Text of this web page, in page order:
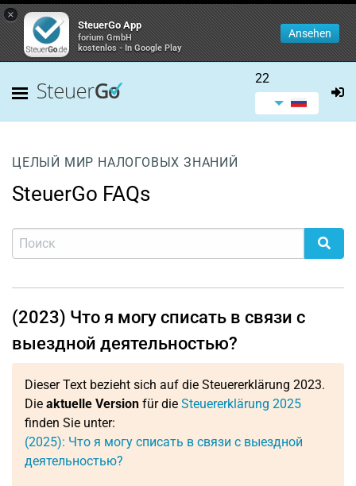
×
SteuerGo App
forium GmbH
kostenlos - In Google Play
Ansehen
22
ЦЕЛЫЙ МИР НАЛОГОВЫХ ЗНАНИЙ
SteuerGo FAQs
(2023) Что я могу списать в связи с
выездной деятельностью?
Dieser Text bezieht sich auf die Steuererklärung 2023.
Die aktuelle Version für die Steuererklärung 2025
finden Sie unter:
(2025): Что я могу списать в связи с выездной
деятельностью?